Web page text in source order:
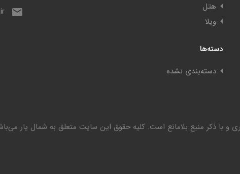
هتل
ویلا
دسته‌ها
دسته‌بندی نشده
و با ذکر منبع بلامانع است. کليه حقوق اين سايت متعلق به شمال یار